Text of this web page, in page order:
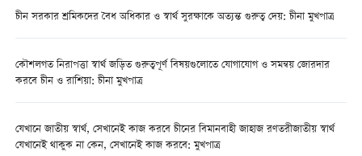
চীন সরকার শ্রমিকদের বৈধ অধিকার ও স্বার্থ সুরক্ষাকে অত্যন্ত গুরুত্ব দেয়: চীনা মুখপাত্র
কৌশলগত নিরাপত্তা স্বার্থ জড়িত গুরুত্বপূর্ণ বিষয়গুলোতে যোগাযোগ ও সমন্বয় জোরদার
করবে চীন ও রাশিয়া: চীনা মুখপাত্র
যেখানে জাতীয় স্বার্থ, সেখানেই কাজ করবে চীনের বিমানবাহী জাহাজ রণতরীজাতীয় স্বার্থ
যেখানেই থাকুক না কেন, সেখানেই কাজ করবে: মুখপাত্র